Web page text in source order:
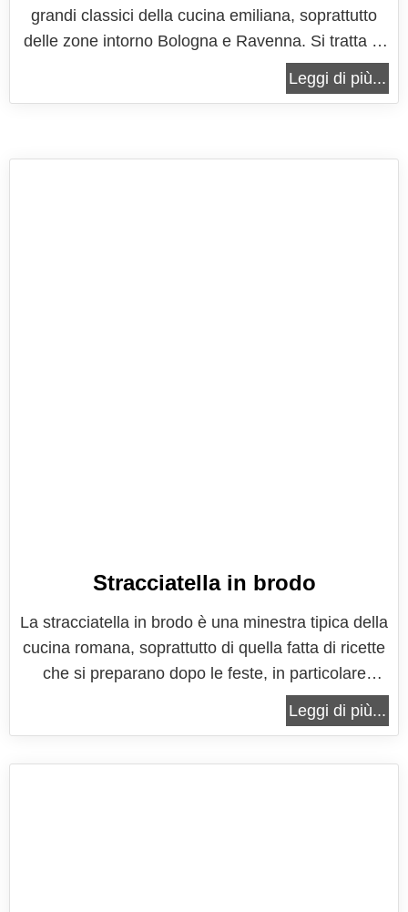
grandi classici della cucina emiliana, soprattutto
delle zone intorno Bologna e Ravenna. Si tratta di
una ricetta complessivamente semplice da
preparare, anche se è richiesto un ottimo brodo di
Leggi di più...
Stracciatella in brodo
La stracciatella in brodo è una minestra tipica della
cucina romana, soprattutto di quella fatta di ricette
che si preparano dopo le feste, in particolare
quella di Natale e di Pasqua, per riprendersi dai
bagordi delle giornate in cui si mangia qualcosa in
Leggi di più...